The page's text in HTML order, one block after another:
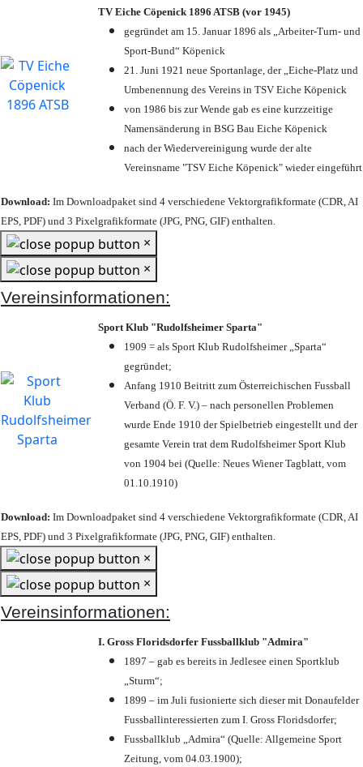
TV Eiche Cöpenick 1896 ATSB (vor 1945)
gegründet am 15. Januar 1896 als „Arbeiter-Turn- und
Sport-Bund“ Köpenick
21. Juni 1921 neue Sportanlage, der „Eiche-Platz und
Umbenennung des Vereins in TSV Eiche Köpenick
von 1986 bis zur Wende gab es eine kurzzeitige
Namensänderung in BSG Bau Eiche Köpenick
nach der Wiedervereinigung wurde der alte
Vereinsname "TSV Eiche Köpenick" wieder eingeführt
Download: Im Downloadpaket sind 4 verschiedene Vektorgrafikformate (CDR, AI
EPS, PDF) und 3 Pixelgrafikformate (JPG, PNG, GIF) enthalten.
×
×
Vereinsinformationen:
Sport Klub "Rudolfsheimer Sparta"
1909 = als Sport Klub Rudolfsheimer „Sparta“
gegründet;
Anfang 1910 Beitritt zum Österreichischen Fussball
Verband (Ö. F. V.) – nach personellen Problemen
wurde Ende 1910 der Spielbetrieb eingestellt und der
gesamte Verein trat dem Rudolfsheimer Sport Klub
von 1904 bei (Quelle: Neues Wiener Tagblatt, vom
01.10.1910)
Download: Im Downloadpaket sind 4 verschiedene Vektorgrafikformate (CDR, AI
EPS, PDF) und 3 Pixelgrafikformate (JPG, PNG, GIF) enthalten.
×
×
Vereinsinformationen:
I. Gross Floridsdorfer Fussballklub "Admira"
1897 – gab es bereits in Jedlesee einen Sportklub
„Sturm“;
1899 – im Juli fusionierte sich dieser mit Donaufelder
Fussballinteressierten zum I. Gross Floridsdorfer;
Fussballklub „Admira“ (Quelle: Allgemeine Sport
Zeitung, vom 04.03.1900);